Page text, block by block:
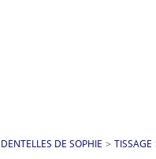
DENTELLES DE SOPHIE > TISSAGE